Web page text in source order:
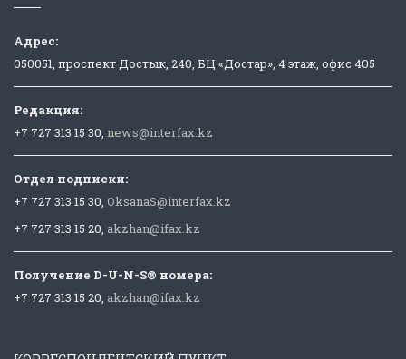
Адрес:
050051, проспект Достык, 240, БЦ «Достар», 4 этаж, офис 405
Редакция:
+7 727 313 15 30, news@interfax.kz
Отдел подписки:
+7 727 313 15 30, OksanaS@interfax.kz
+7 727 313 15 20, akzhan@ifax.kz
Получение D-U-N-S® номера:
+7 727 313 15 20, akzhan@ifax.kz